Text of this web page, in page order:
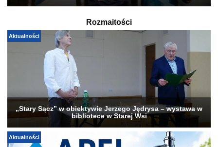
Rozmaitości
Aktualności
„Stary Sącz” w obiektywie Jerzego Jędrysa – wystawa w
bibliotece w Starej Wsi
Aktualności